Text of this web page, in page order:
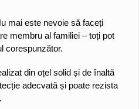
mai este nevoie să faceți
membru al familiei – toți pot
corespunzător.
din oțel solid și de înaltă
adecvată și poate rezista